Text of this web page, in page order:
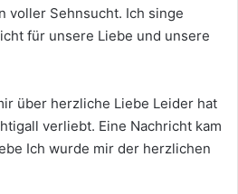
voller Sehnsucht. Ich singe
für unsere Liebe und unsere
über herzliche Liebe Leider hat
verliebt. Eine Nachricht kam
Ich wurde mir der herzlichen